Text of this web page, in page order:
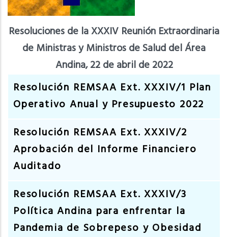
Resoluciones de la XXXIV Reunión Extraordinaria
de Ministras y Ministros de Salud del Área
Andina, 22 de abril de 2022
Resolución REMSAA Ext. XXXIV/1 Plan
Operativo Anual y Presupuesto 2022
Resolución REMSAA Ext. XXXIV/2
Aprobación del Informe Financiero
Auditado
Resolución REMSAA Ext. XXXIV/3
Política Andina para enfrentar la
Pandemia de Sobrepeso y Obesidad